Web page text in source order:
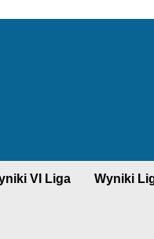
VI Liga Wyniki